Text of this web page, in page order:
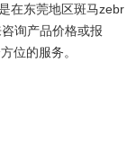
在东莞地区斑马zebr
询产品价格或报
位的服务。